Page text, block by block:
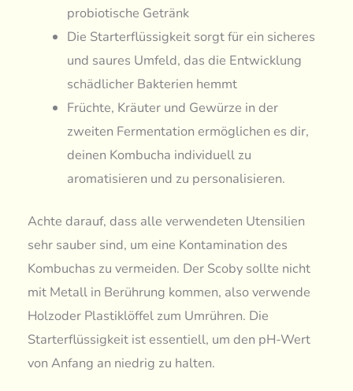
probiotische Getränk
Die Starterflüssigkeit sorgt für ein sicheres
und saures Umfeld, das die Entwicklung
schädlicher Bakterien hemmt
Früchte, Kräuter und Gewürze in der
zweiten Fermentation ermöglichen es dir,
deinen Kombucha individuell zu
aromatisieren und zu personalisieren.
Achte darauf, dass alle verwendeten Utensilien
sehr sauber sind, um eine Kontamination des
Kombuchas zu vermeiden. Der Scoby sollte nicht
mit Metall in Berührung kommen, also verwende
Holzoder Plastiklöffel zum Umrühren. Die
Starterflüssigkeit ist essentiell, um den pH-Wert
von Anfang an niedrig zu halten.